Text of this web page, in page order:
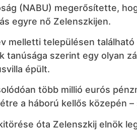
(NABU) megerősítette,
egyre nő Zelenszkijen.
melletti településen
szerint egy olyan
épült.
több millió eurós
a háború kellős közepén –
óta Zelenszkij elnök